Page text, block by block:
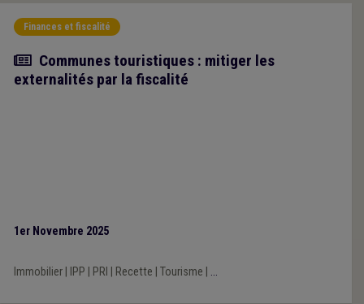
Finances et fiscalité
Article
Communes touristiques : mitiger les
externalités par la fiscalité
1er Novembre 2025
Immobilier| IPP PRI Recette Tourisme ...